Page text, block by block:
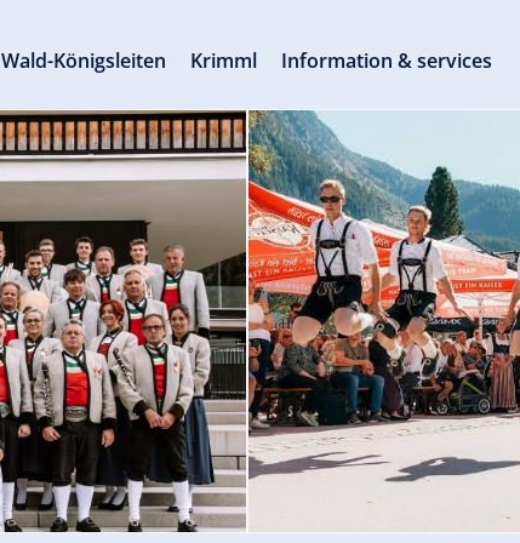
Wald-Königsleiten Krimml Information & services